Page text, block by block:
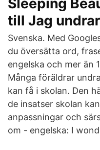
Sleeping
till Jag
Svenska. Med
du översätta ord,
engelska och mer än
Många föräldrar
kan få i skolan. Den
de insatser skolan
anpassningar och
om - engelska: I